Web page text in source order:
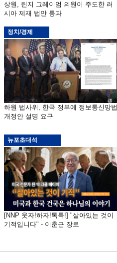
상원, 린지 그레이엄 의원이 주도한 러
시아 제재 법안 통과
정치/경제
하원 법사위, 한국 정부에 정보통신망법
개정안 설명 요구
뉴포초대석
[NNP 웃자!하자!톡톡!] "살아있는 것이
기적입니다" - 이춘근 장로